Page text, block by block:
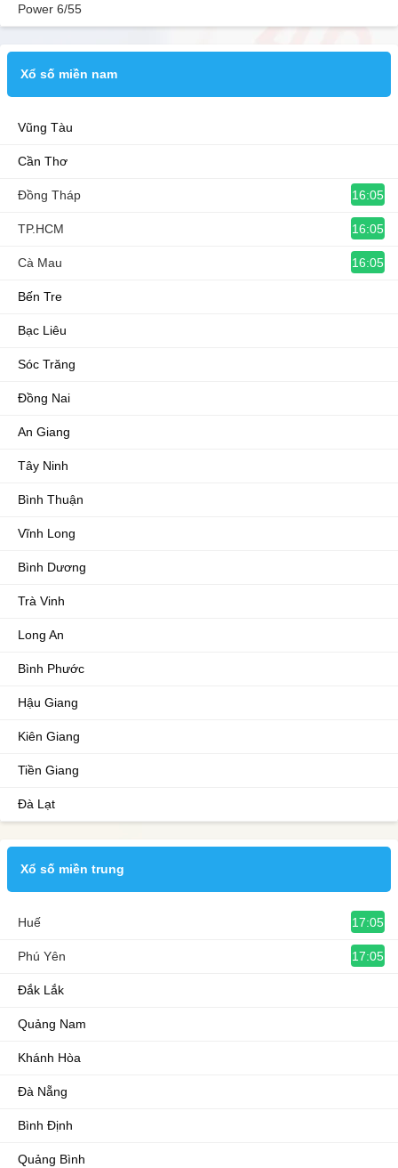
Power 6/55
Xổ số miền nam
Vũng Tàu
Cần Thơ
Đồng Tháp 16:05
TP.HCM 16:05
Cà Mau 16:05
Bến Tre
Bạc Liêu
Sóc Trăng
Đồng Nai
An Giang
Tây Ninh
Bình Thuận
Vĩnh Long
Bình Dương
Trà Vinh
Long An
Bình Phước
Hậu Giang
Kiên Giang
Tiền Giang
Đà Lạt
Xổ số miền trung
Huế 17:05
Phú Yên 17:05
Đắk Lắk
Quảng Nam
Khánh Hòa
Đà Nẵng
Bình Định
Quảng Bình